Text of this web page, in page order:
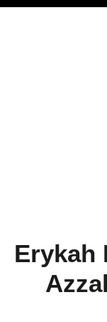
Erykah